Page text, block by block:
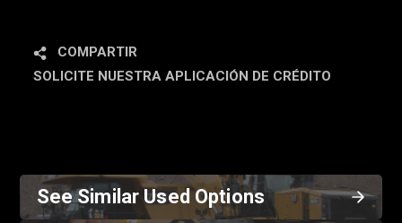
COMPARTIR
SOLICITE NUESTRA APLICACIÓN DE CRÉDITO
See Similar Used Options